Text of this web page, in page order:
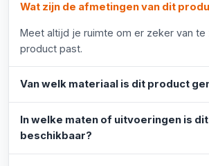
Wat zijn de afmetingen van dit
Meet altijd je ruimte om er zeker van te
product past.
Van welk materiaal is dit product
In welke maten of uitvoeringen is
beschikbaar?